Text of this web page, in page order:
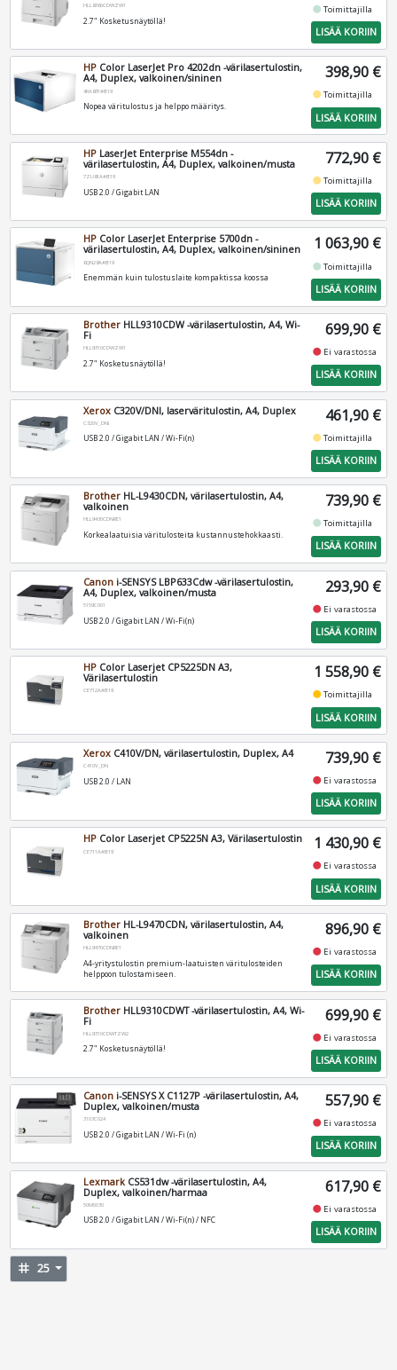
HLL8360CDWZW1
2.7" Kosketusnäytöllä!
fiber_manual_recordToimittajilla
LISÄÄ KORIIN
HP Color LaserJet Pro 4202dn -värilasertulostin,
A4, Duplex, valkoinen/sininen
4RA87F#B19
Nopea väritulostus ja helppo määritys.
398,90 €
fiber_manual_recordToimittajilla
LISÄÄ KORIIN
HP LaserJet Enterprise M554dn -
värilasertulostin, A4, Duplex, valkoinen/musta
7ZU81A#B19
USB 2.0 / Gigabit LAN
772,90 €
fiber_manual_recordToimittajilla
LISÄÄ KORIIN
HP Color LaserJet Enterprise 5700dn -
värilasertulostin, A4, Duplex, valkoinen/sininen
6QN28A#B19
Enemmän kuin tulostuslaite kompaktissa koossa
1 063,90 €
fiber_manual_recordToimittajilla
LISÄÄ KORIIN
Brother HLL9310CDW -värilasertulostin, A4, Wi-
Fi
HLL9310CDWZW1
2.7" Kosketusnäytöllä!
699,90 €
fiber_manual_record Ei varastossa
LISÄÄ KORIIN
Xerox C320V/DNI, laserväritulostin, A4, Duplex
C320V_DNI
USB 2.0 / Gigabit LAN / Wi-Fi(n)
461,90 €
fiber_manual_recordToimittajilla
LISÄÄ KORIIN
Brother HL-L9430CDN, värilasertulostin, A4,
valkoinen
HLL9430CDNRE1
Korkealaatuisia väritulosteita kustannustehokkaasti.
739,90 €
fiber_manual_recordToimittajilla
LISÄÄ KORIIN
Canon i-SENSYS LBP633Cdw -värilasertulostin,
A4, Duplex, valkoinen/musta
5159C001
USB 2.0 / Gigabit LAN / Wi-Fi(n)
293,90 €
fiber_manual_record Ei varastossa
LISÄÄ KORIIN
HP Color Laserjet CP5225DN A3,
Värilasertulostin
CE712A#B19
1 558,90 €
fiber_manual_recordToimittajilla
LISÄÄ KORIIN
Xerox C410V/DN, värilasertulostin, Duplex, A4
C410V_DN
USB 2.0 / LAN
739,90 €
fiber_manual_record Ei varastossa
LISÄÄ KORIIN
HP Color Laserjet CP5225N A3, Värilasertulostin
CE711A#B19 1 430,90 €
fiber_manual_record Ei varastossa
LISÄÄ KORIIN
Brother HL-L9470CDN, värilasertulostin, A4,
valkoinen
HLL9470CDNRE1
A4-yritystulostin premium-laatuisten väritulosteiden
helppoon tulostamiseen.
896,90 €
fiber_manual_record Ei varastossa
LISÄÄ KORIIN
Brother HLL9310CDWT -värilasertulostin, A4, Wi-
Fi
HLL9310CDWTZW2
2.7" Kosketusnäytöllä!
699,90 €
fiber_manual_record Ei varastossa
LISÄÄ KORIIN
Canon i-SENSYS X C1127P -värilasertulostin, A4,
Duplex, valkoinen/musta
3103C024
USB 2.0 / Gigabit LAN / Wi-Fi (n)
557,90 €
fiber_manual_record Ei varastossa
LISÄÄ KORIIN
Lexmark CS531dw -värilasertulostin, A4,
Duplex, valkoinen/harmaa
50M0030
USB 2.0 / Gigabit LAN / Wi-Fi(n) / NFC
617,90 €
fiber_manual_record Ei varastossa
LISÄÄ KORIIN
tag 25